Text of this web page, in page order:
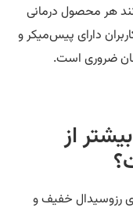
محصول درمانی
دارای پیس‌میکر و
است.
از
خفیف و